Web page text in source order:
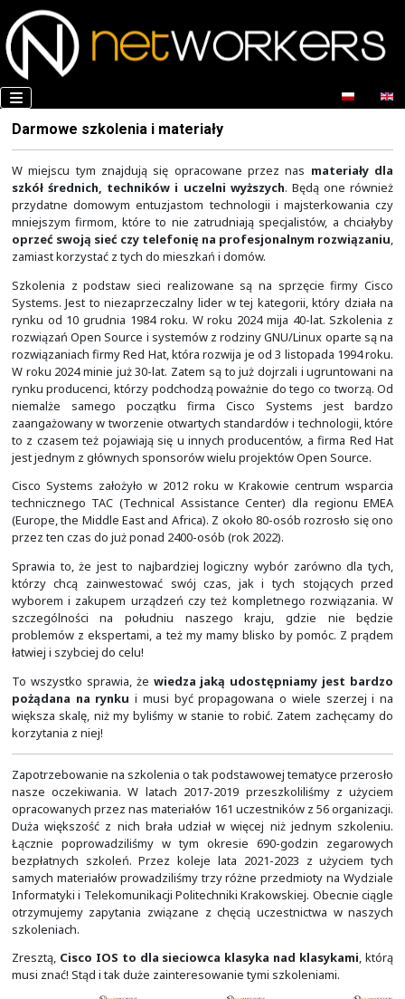
Darmowe szkolenia i materiały
W miejscu tym znajdują się opracowane przez nas
szkół średnich, techników i uczelni wyższych.
przydatne domowym entuzjastom technologii i
mniejszym firmom, które to nie zatrudniają
oprzeć swoją sieć czy telefonię na profesjonalnym
zamiast korzystać z tych do mieszkań i domów.
Szkolenia z podstaw sieci realizowane są na
Systems. Jest to niezaprzeczalny lider w tej kategorii,
rynku od 10 grudnia 1984 roku. W roku 2024 mija 40-
rozwiązań Open Source i systemów z rodziny GNU/
rozwiązaniach firmy Red Hat, która rozwija je od 3
W roku 2024 minie już 30-lat. Zatem są to już dojrzali i
rynku producenci, którzy podchodzą poważnie do tego
niemalże samego początku firma Cisco Systems
zaangażowany w tworzenie otwartych standardów i
to z czasem też pojawiają się u innych producentów, a
jest jednym z głównych sponsorów wielu projektów
Cisco Systems założyło w 2012 roku w Krakowie
technicznego TAC (Technical Assistance Center) dla
(Europe, the Middle East and Africa). Z około 80-osób
przez ten czas do już ponad 2400-osób (rok 2022).
Sprawia to, że jest to najbardziej logiczny wybór
którzy chcą zainwestować swój czas, jak i tych
wyborem i zakupem urządzeń czy też kompletnego
szczególności na południu naszego kraju,
problemów z ekspertami, a też my mamy blisko by
łatwiej i szybciej do celu!
To wszystko sprawia, żewiedza jaką
pożądana na rynkui musi być propagowana o
większa skalę, niż my byliśmy w stanie to robić. Zatem
korzytania z niej!
Zapotrzebowanie na szkolenia o tak podstawowej